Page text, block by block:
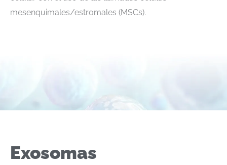
mesenquimales/estromales (MSCs).
Exosomas